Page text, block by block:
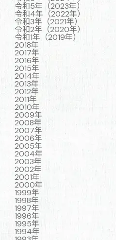
令和5年（2023年）
令和4年（2022年）
令和3年（2021年）
令和2年（2020年）
令和1年（2019年）
2018年
2017年
2016年
2015年
2014年
2013年
2012年
2011年
2010年
2009年
2008年
2007年
2006年
2005年
2004年
2003年
2002年
2001年
2000年
1999年
1998年
1997年
1996年
1995年
1994年